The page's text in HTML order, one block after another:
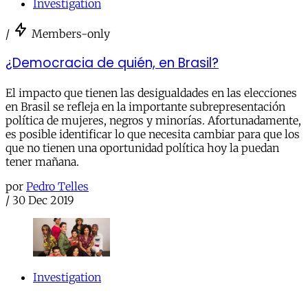
Investigation
/ Members-only
¿Democracia de quién, en Brasil?
El impacto que tienen las desigualdades en las elecciones
en Brasil se refleja en la importante subrepresentación
política de mujeres, negros y minorías. Afortunadamente,
es posible identificar lo que necesita cambiar para que los
que no tienen una oportunidad política hoy la puedan
tener mañana.
por Pedro Telles
/ 30 Dec 2019
Investigation